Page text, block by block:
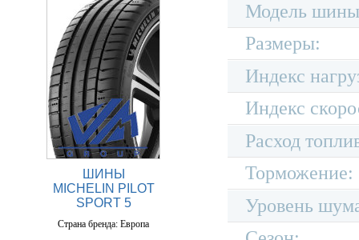
ШИНЫ
MICHELIN PILOT
SPORT 5
Страна бренда: Европа
Модель
Размеры:
Индекс
Индекс
Расход
Торможение:
Уровень